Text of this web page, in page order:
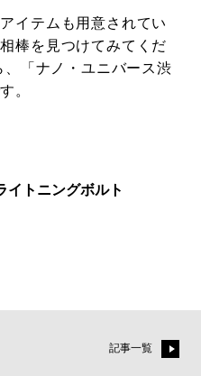
イテムも用意されてい
棒を見つけてみてくだ
「ナノ・ユニバース渋
。
イトニングボルト
記事一覧